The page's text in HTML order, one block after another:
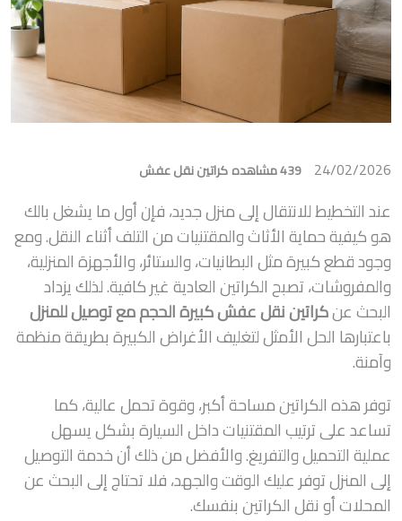
24/02/2026 439 مشاهده كراتين نقل عفش
عند التخطيط للانتقال إلى منزل جديد، فإن أول ما يشغل بالك
هو كيفية حماية الأثاث والمقتنيات من التلف أثناء النقل. ومع
وجود قطع كبيرة مثل البطانيات، والستائر، والأجهزة المنزلية،
والمفروشات، تصبح الكراتين العادية غير كافية. لذلك يزداد
البحث عنكراتين نقل عفش كبيرة الحجم مع توصيل للمنزل
باعتبارها الحل الأمثل لتغليف الأغراض الكبيرة بطريقة منظمة
وآمنة.
توفر هذه الكراتين مساحة أكبر، وقوة تحمل عالية، كما
تساعد على ترتيب المقتنيات داخل السيارة بشكل يسهل
عملية التحميل والتفريغ. والأفضل من ذلك أن خدمة التوصيل
إلى المنزل توفر عليك الوقت والجهد، فلا تحتاج إلى البحث عن
المحلات أو نقل الكراتين بنفسك.